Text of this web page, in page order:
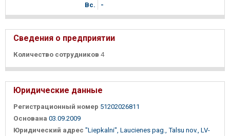
Вc.
-
Сведения о предприятии
Количество сотрудников 4
Юридические данные
Регистрационный номер 51202026811
Основана 03.09.2009
Юридический адрес "Liepkalni", Laucienes pag., Talsu nov., LV-